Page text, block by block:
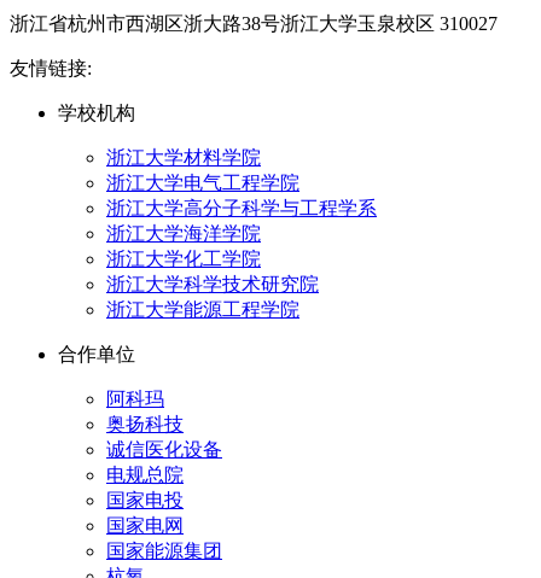
浙江省杭州市西湖区浙大路38号浙江大学玉泉校区 310027
友情链接:
学校机构
浙江大学材料学院
浙江大学电气工程学院
浙江大学高分子科学与工程学系
浙江大学海洋学院
浙江大学化工学院
浙江大学科学技术研究院
浙江大学能源工程学院
合作单位
阿科玛
奥扬科技
诚信医化设备
电规总院
国家电投
国家电网
国家能源集团